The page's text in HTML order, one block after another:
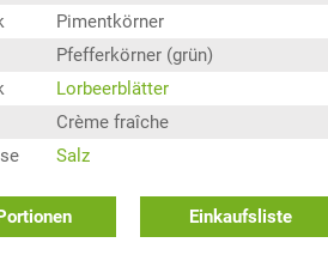
Pimentkörner
Pfefferkörner (grün)
Lorbeerblätter
Crème fraîche
Salz
Einkaufsliste